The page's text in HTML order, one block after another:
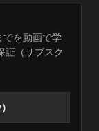
でを動画で学
証（サブスク